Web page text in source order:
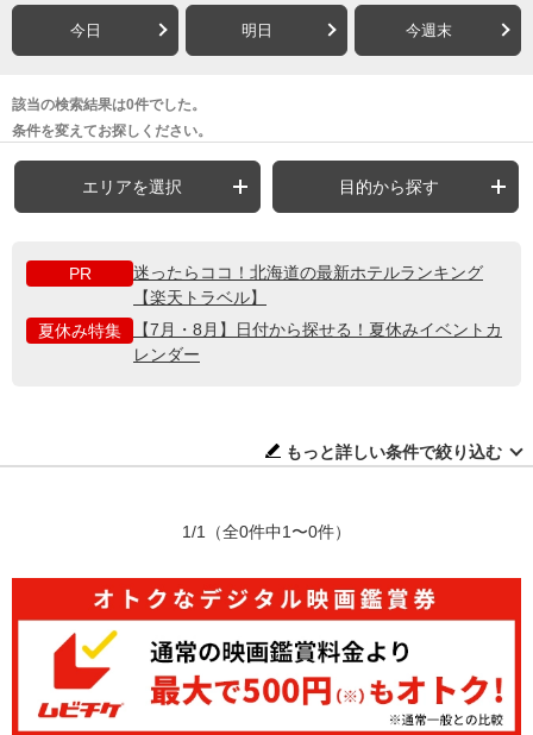
今日 明日 今週末
該当の検索結果は0件でした。
条件を変えてお探しください。
エリアを選択 目的から探す
PR
迷ったらココ！北海道の最新ホテルランキング
【楽天トラベル】
夏休み特集
【7月・8月】日付から探せる！夏休みイベントカ
レンダー
もっと詳しい条件で絞り込む
1/1 （全0件中1〜0件）